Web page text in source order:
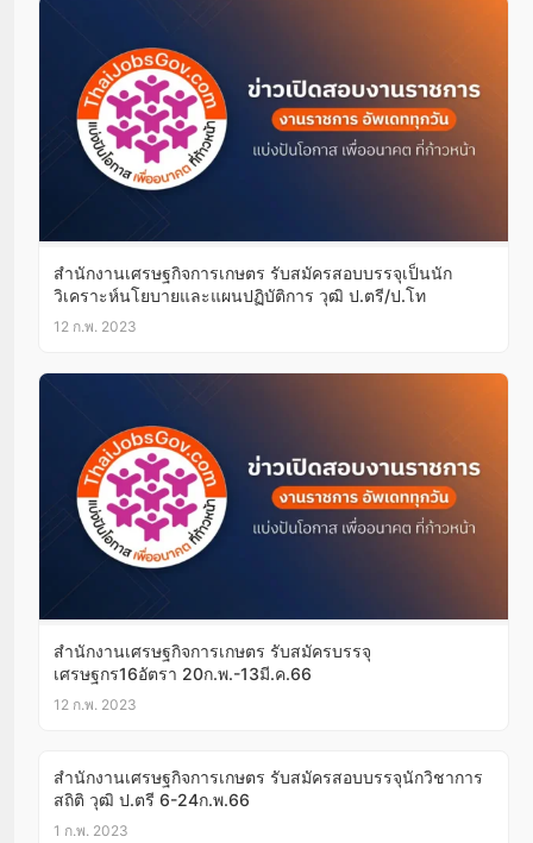
สำนักงานเศรษฐกิจการเกษตร รับสมัครสอบบรรจุเป็นนัก
วิเคราะห์นโยบายและแผนปฏิบัติการ วุฒิ ป.ตรี/ป.โท
12 ก.พ. 2023
สำนักงานเศรษฐกิจการเกษตร รับสมัครบรรจุ
เศรษฐกร16อัตรา 20ก.พ.-13มี.ค.66
12 ก.พ. 2023
สำนักงานเศรษฐกิจการเกษตร รับสมัครสอบบรรจุนักวิชาการ
สถิติ วุฒิ ป.ตรี 6-24ก.พ.66
1 ก.พ. 2023